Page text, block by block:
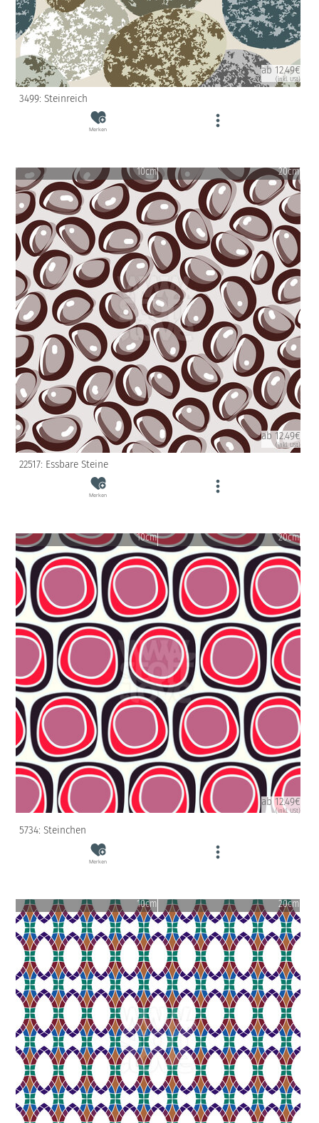
ab 12.49€
(inkl. USt)
3499: Steinreich
Merken
10cm 20cm
ab 12.49€
(inkl. USt)
22517: Essbare Steine
Merken
10cm 20cm
ab 12.49€
(inkl. USt)
5734: Steinchen
Merken
10cm 20cm